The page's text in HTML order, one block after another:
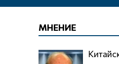
МНЕНИЕ